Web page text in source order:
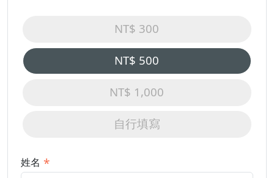
NT$ 300
NT$ 500
NT$ 1,000
自行填寫
姓名